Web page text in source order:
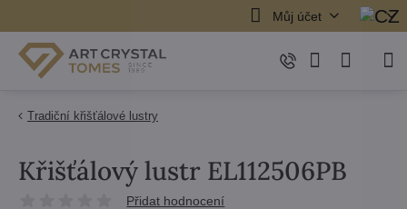
Můj účet
Tradiční křišťálové lustry
Křišťálový lustr EL112506PB
Přidat hodnocení